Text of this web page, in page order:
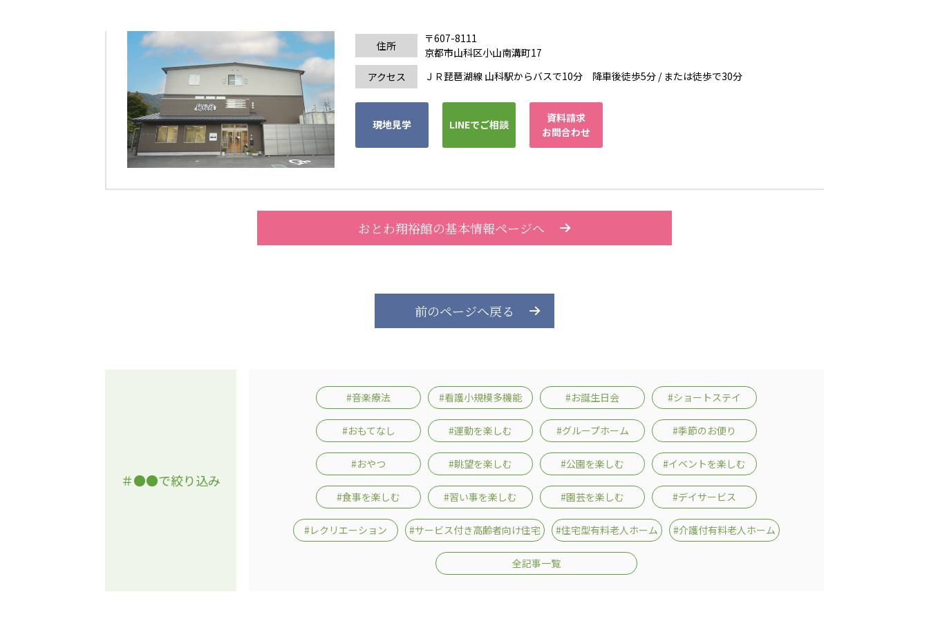
住所
〒607-8111
京都市山科区小山南溝町17
アクセス
ＪＲ琵琶湖線 山科駅からバスで10分 降車後徒歩5分 / または徒歩で30分
現地見学 LINEでご相談
資料請求
お問合わせ
おとわ翔裕館の基本情報ページへ
前のページへ戻る
＃●●で絞り込み
#音楽療法 #看護小規模多機能 #お誕生日会 #ショートステイ
#おもてなし #運動を楽しむ #グループホーム #季節のお便り
#おやつ #眺望を楽しむ #公園を楽しむ #イベントを楽しむ
#食事を楽しむ #習い事を楽しむ #園芸を楽しむ #デイサービス
#レクリエーション #サービス付き高齢者向け住宅 #住宅型有料老人ホーム #介護付有料老人ホーム
全記事一覧